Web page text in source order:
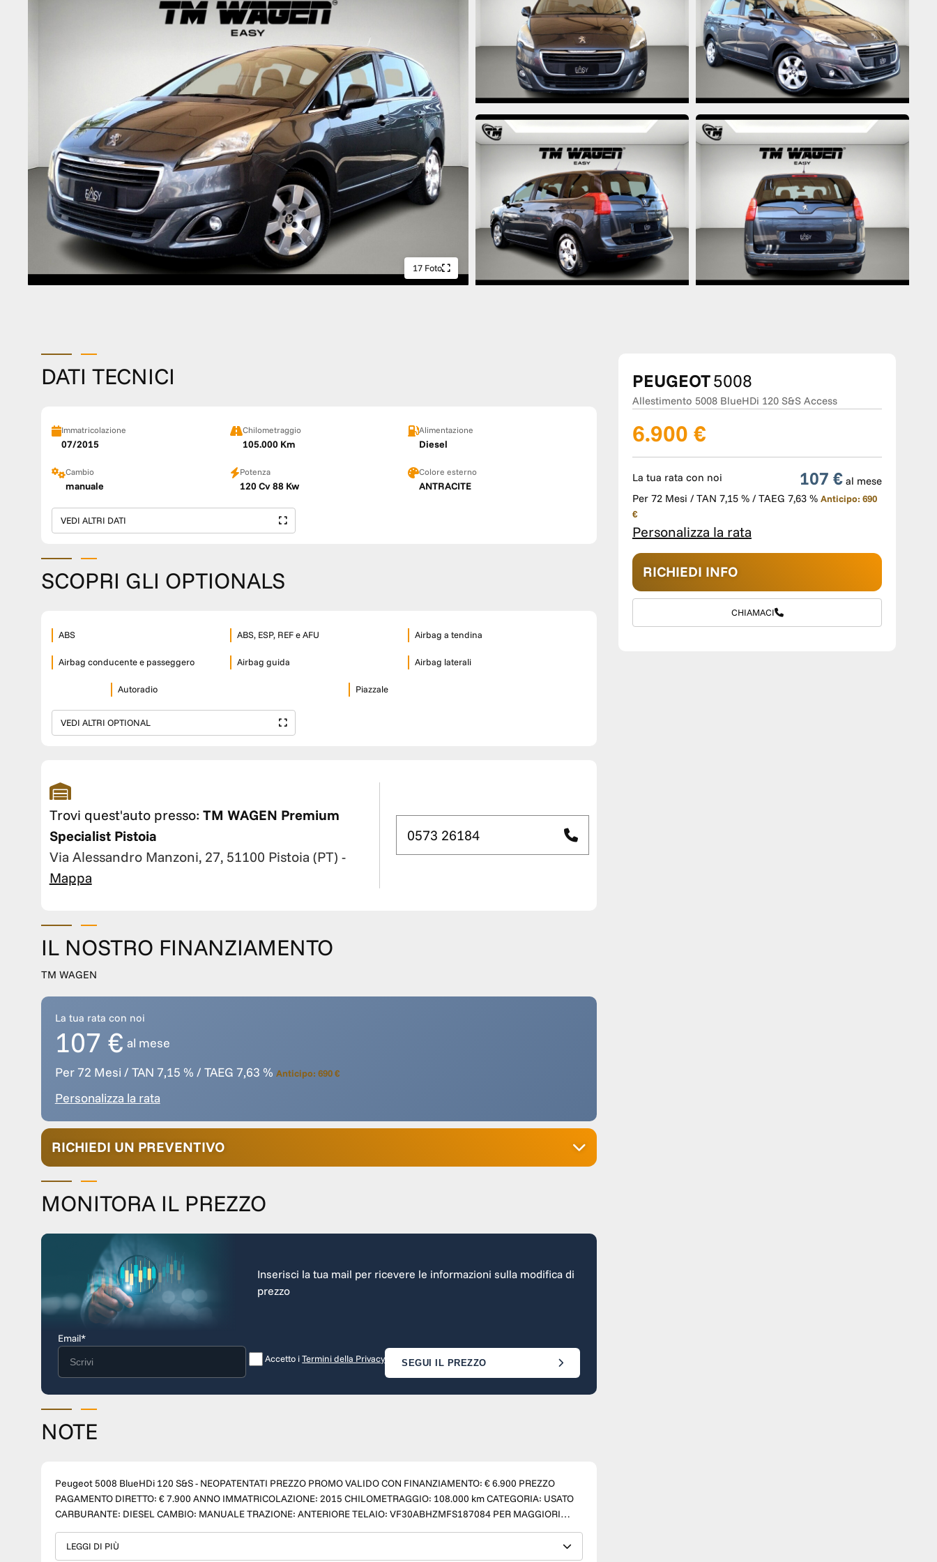
17 Foto
DATI TECNICI
Immatricolazione
07/2015
Chilometraggio
105.000 Km
Alimentazione
Diesel
Cambio
manuale
Potenza
120 Cv 88 Kw
Colore esterno
ANTRACITE
VEDI ALTRI DATI
SCOPRI GLI OPTIONALS
ABS ABS, ESP, REF e AFU Airbag a tendina
Airbag conducente e passeggero Airbag guida Airbag laterali
Autoradio Piazzale
VEDI ALTRI OPTIONAL
Trovi quest'auto presso: TM WAGEN Premium
Specialist Pistoia
Via Alessandro Manzoni, 27, 51100 Pistoia (PT) -
Mappa
0573 26184
IL NOSTRO FINANZIAMENTO
TM WAGEN
La tua rata con noi
107 € al mese
Per 72 Mesi / TAN 7,15 % / TAEG 7,63 % Anticipo: 690 €
Personalizza la rata
RICHIEDI UN PREVENTIVO
MONITORA IL PREZZO
Inserisci la tua mail per ricevere le informazioni sulla modifica di
prezzo
Email*
Accetto iTermini della Privacy SEGUI IL PREZZO
NOTE
Peugeot 5008 BlueHDi 120 S&S - NEOPATENTATI PREZZO PROMO VALIDO CON FINANZIAMENTO: € 6.900 PREZZO
PAGAMENTO DIRETTO: € 7.900 ANNO IMMATRICOLAZIONE: 2015 CHILOMETRAGGIO: 108.000 km CATEGORIA: USATO
CARBURANTE: DIESEL CAMBIO: MANUALE TRAZIONE: ANTERIORE TELAIO: VF30ABHZMFS187084 PER MAGGIORI
NUOVA AUTO GARANTIRÀ: FINANZIAMENTO SU MISURA CONSULENZA ALL’ACQUISTO PROFESSIONALE E
LEGGI DI PIÙ
PEUGEOT5008
Allestimento 5008 BlueHDi 120 S&S Access
6.900 €
La tua rata con noi 107 € al mese
Per 72 Mesi / TAN 7,15 % / TAEG 7,63 % Anticipo: 690
€
Personalizza la rata
RICHIEDI INFO
CHIAMACI